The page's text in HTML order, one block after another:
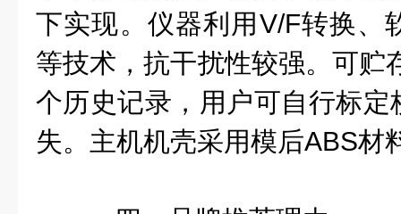
下实现。仪器利用V/F转换、
等技术，抗干扰性较强。可贮
个历史记录，用户可自行标
失。主机机壳采用模后ABS材